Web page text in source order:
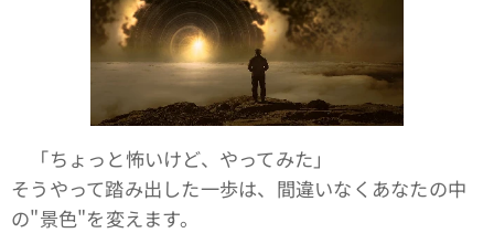
「ちょっと怖いけど、やってみた」
そうやって踏み出した一歩は、間違いなくあなたの中
の"景色"を変えます。